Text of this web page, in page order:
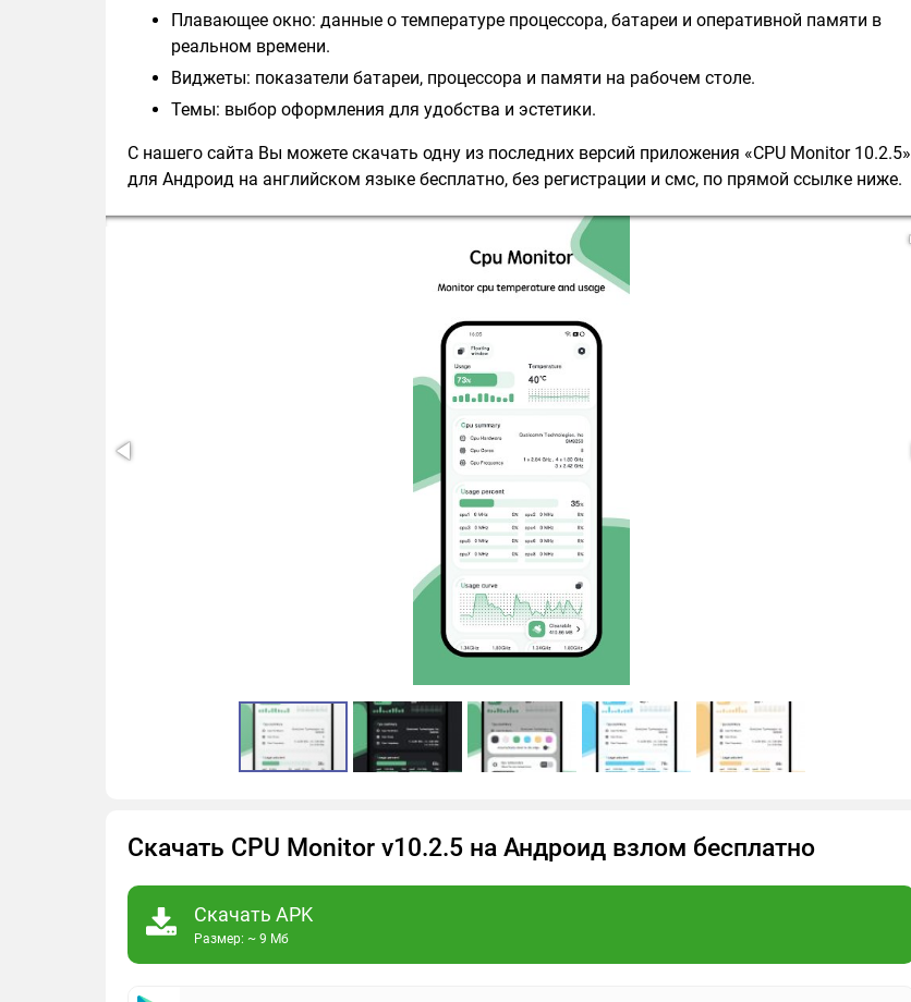
Плавающее окно: данные о температуре процессора, батареи и оперативной памяти в
реальном времени.
Виджеты: показатели батареи, процессора и памяти на рабочем столе.
Темы: выбор оформления для удобства и эстетики.
С нашего сайта Вы можете скачать одну из последних версий приложения «CPU Monitor 10.2.5»
для Андроид на английском языке бесплатно, без регистрации и смс, по прямой ссылке ниже.
Скачать CPU Monitor v10.2.5 на Андроид взлом бесплатно
Скачать APK
Размер: ~ 9 Мб